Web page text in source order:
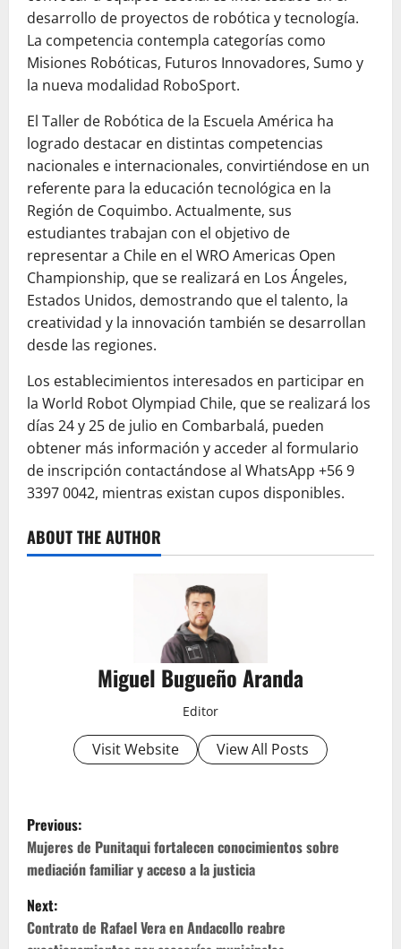
desarrollo de proyectos de robótica y tecnología.
La competencia contempla categorías como
Misiones Robóticas, Futuros Innovadores, Sumo y
la nueva modalidad RoboSport.
El Taller de Robótica de la Escuela América ha
logrado destacar en distintas competencias
nacionales e internacionales, convirtiéndose en un
referente para la educación tecnológica en la
Región de Coquimbo. Actualmente, sus
estudiantes trabajan con el objetivo de
representar a Chile en el WRO Americas Open
Championship, que se realizará en Los Ángeles,
Estados Unidos, demostrando que el talento, la
creatividad y la innovación también se desarrollan
desde las regiones.
Los establecimientos interesados en participar en
la World Robot Olympiad Chile, que se realizará los
días 24 y 25 de julio en Combarbalá, pueden
obtener más información y acceder al formulario
de inscripción contactándose al WhatsApp +56 9
3397 0042, mientras existan cupos disponibles.
ABOUT THE AUTHOR
Miguel Bugueño Aranda
Editor
Visit Website View All Posts
P
o
s
t
Previous:
Mujeres de Punitaqui fortalecen conocimientos sobre
mediación familiar y acceso a la justicia
Next:
Contrato de Rafael Vera en Andacollo reabre